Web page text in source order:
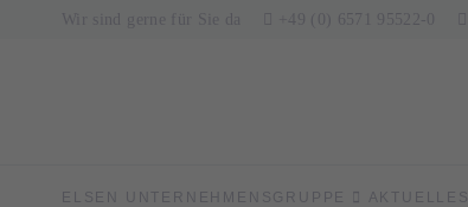
ELSEN UNTERNEHMENSGRUPPE AKTUELLES